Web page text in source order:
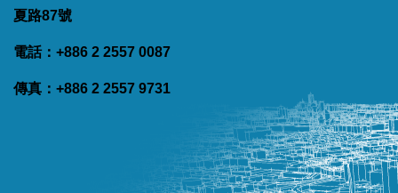
夏路87號
電話：+886 2 2557 0087
傳真：+886 2 2557 9731